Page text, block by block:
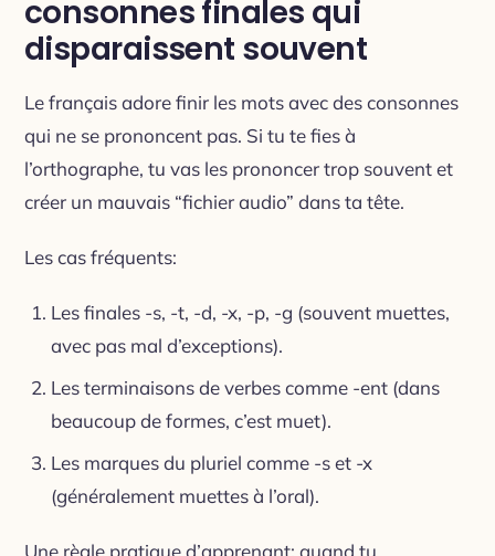
consonnes finales qui
disparaissent souvent
Le français adore finir les mots avec des consonnes
qui ne se prononcent pas. Si tu te fies à
l’orthographe, tu vas les prononcer trop souvent et
créer un mauvais “fichier audio” dans ta tête.
Les cas fréquents:
Les finales -s, -t, -d, -x, -p, -g (souvent muettes,
avec pas mal d’exceptions).
Les terminaisons de verbes comme -ent (dans
beaucoup de formes, c’est muet).
Les marques du pluriel comme -s et -x
(généralement muettes à l’oral).
Une règle pratique d’apprenant: quand tu